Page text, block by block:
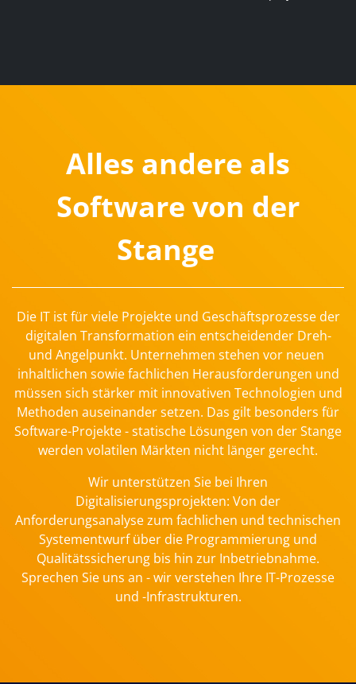
Alles andere als
Software von der
Stange
Die IT ist für viele Projekte und Geschäftsprozesse der
digitalen Transformation ein entscheidender Dreh-
und Angelpunkt. Unternehmen stehen vor neuen
inhaltlichen sowie fachlichen Herausforderungen und
müssen sich stärker mit innovativen Technologien und
Methoden auseinander setzen. Das gilt besonders für
Software-Projekte - statische Lösungen von der Stange
werden volatilen Märkten nicht länger gerecht.
Wir unterstützen Sie bei Ihren
Digitalisierungsprojekten: Von der
Anforderungsanalyse zum fachlichen und technischen
Systementwurf über die Programmierung und
Qualitätssicherung bis hin zur Inbetriebnahme.
Sprechen Sie uns an - wir verstehen Ihre IT-Prozesse
und -Infrastrukturen.